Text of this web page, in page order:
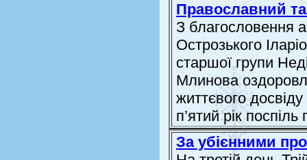
Православний
З благословення
Острозького
старшої групи
Млинова
життєвого
п’ятий рік
За убієнними